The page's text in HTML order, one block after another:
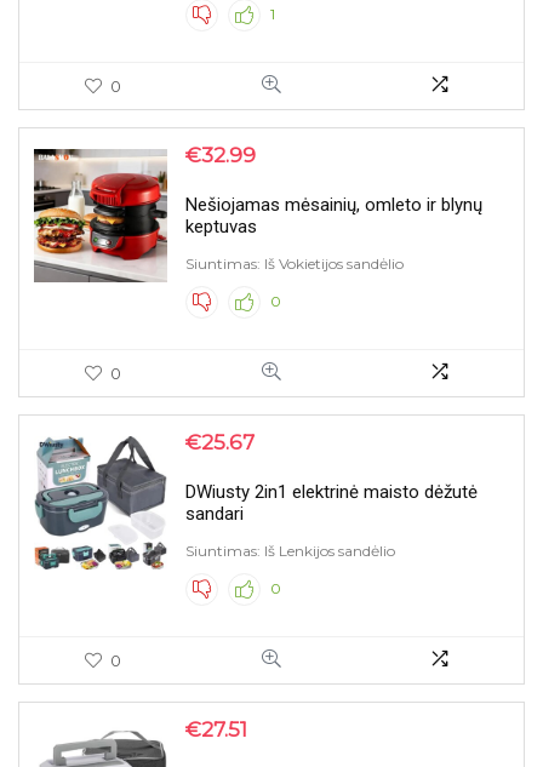
1
0
€32.99
Nešiojamas mėsainių, omleto ir blynų
keptuvas
Siuntimas: Iš Vokietijos sandėlio
0
0
€25.67
DWiusty 2in1 elektrinė maisto dėžutė
sandari
Siuntimas: Iš Lenkijos sandėlio
0
0
€27.51